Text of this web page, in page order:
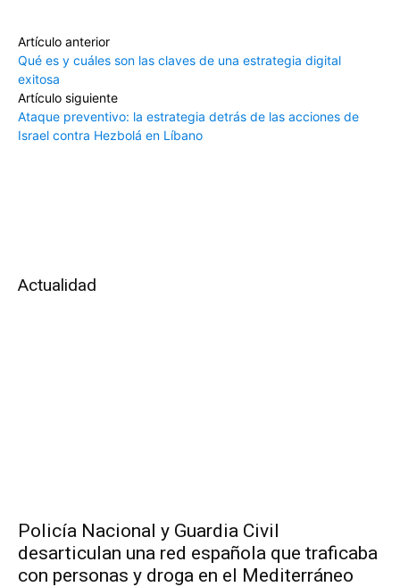
Artículo anterior
Qué es y cuáles son las claves de una estrategia digital
exitosa
Artículo siguiente
Ataque preventivo: la estrategia detrás de las acciones de
Israel contra Hezbolá en Líbano
Actualidad
Policía Nacional y Guardia Civil
desarticulan una red española que traficaba
con personas y droga en el Mediterráneo